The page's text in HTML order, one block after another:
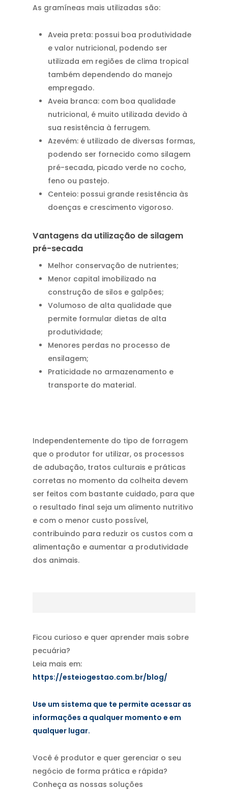
As gramíneas mais utilizadas são:
Aveia preta: possui boa produtividade
e valor nutricional, podendo ser
utilizada em regiões de clima tropical
também dependendo do manejo
empregado.
Aveia branca: com boa qualidade
nutricional, é muito utilizada devido à
sua resistência à ferrugem.
Azevém: é utilizado de diversas formas,
podendo ser fornecido como silagem
pré-secada, picado verde no cocho,
feno ou pastejo.
Centeio: possui grande resistência às
doenças e crescimento vigoroso.
Vantagens da utilização de silagem
pré-secada
Melhor conservação de nutrientes;
Menor capital imobilizado na
construção de silos e galpões;
Volumoso de alta qualidade que
permite formular dietas de alta
produtividade;
Menores perdas no processo de
ensilagem;
Praticidade no armazenamento e
transporte do material.
Independentemente do tipo de forragem
que o produtor for utilizar, os processos
de adubação, tratos culturais e práticas
corretas no momento da colheita devem
ser feitos com bastante cuidado, para que
o resultado final seja um alimento nutritivo
e com o menor custo possível,
contribuindo para reduzir os custos com a
alimentação e aumentar a produtividade
dos animais.
Ficou curioso e quer aprender mais sobre
pecuária?
Leia mais em:
https://esteiogestao.com.br/blog/
Use um sistema que te permite acessar as
informações a qualquer momento e em
qualquer lugar.
Você é produtor e quer gerenciar o seu
negócio de forma prática e rápida?
Conheça as nossas soluções